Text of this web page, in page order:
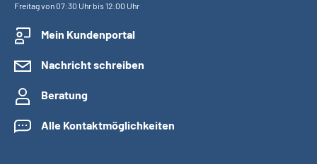
Freitag von 07:30 Uhr bis 12:00 Uhr
Mein Kundenportal
Nachricht schreiben
Beratung
Alle Kontaktmöglichkeiten